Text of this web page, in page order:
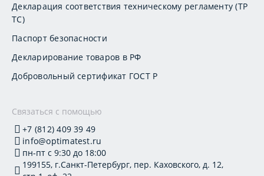
Декларация соответствия техническому регламенту (ТР
ТС)
Паспорт безопасности
Декларирование товаров в РФ
Добровольный сертификат ГОСТ Р
Связаться с помощью
+7 (812) 409 39 49
info@optimatest.ru
пн-пт с 9:30 до 18:00
199155, г.Санкт-Петербург, пер. Каховского, д. 12,